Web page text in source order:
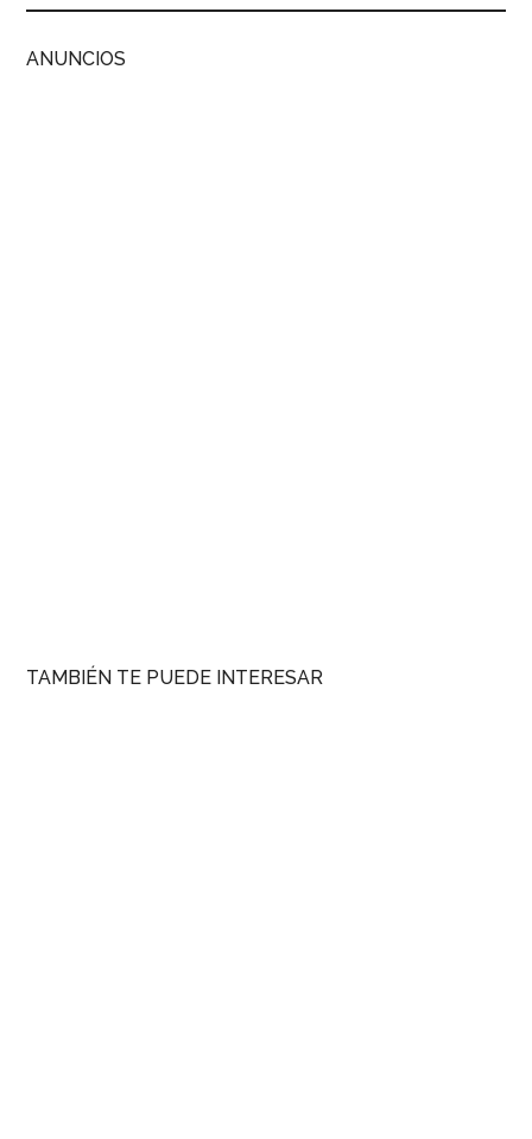
ANUNCIOS
TAMBIÉN TE PUEDE INTERESAR